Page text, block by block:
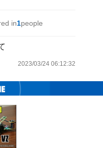
in1people
2023/03/24 06:12:32